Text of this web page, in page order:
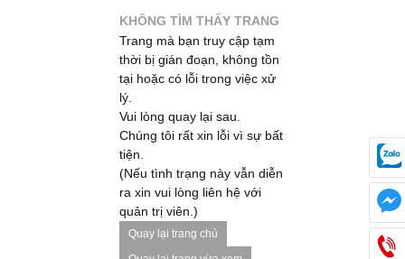
KHÔNG TÌM THẤY TRANG
Trang mà bạn truy cập tạm
thời bị gián đoạn, không tồn
tại hoặc có lỗi trong việc xử
lý.
Vui lòng quay lại sau.
Chúng tôi rất xin lỗi vì sự bất
tiện.
(Nếu tình trạng này vẫn diễn
ra xin vui lòng liên hệ với
quản trị viên.)
Quay lại trang chủ